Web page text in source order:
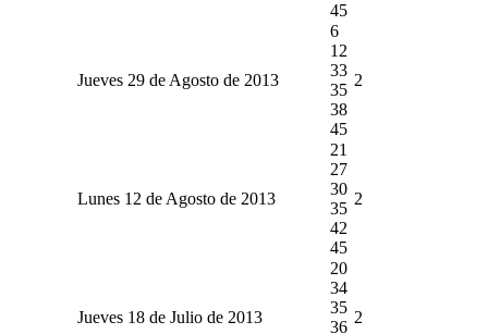
45
Jueves 29 de Agosto de 2013
6
12
33
35
38
45
2
Lunes 12 de Agosto de 2013
21
27
30
35
42
45
2
Jueves 18 de Julio de 2013
20
34
35
36
2